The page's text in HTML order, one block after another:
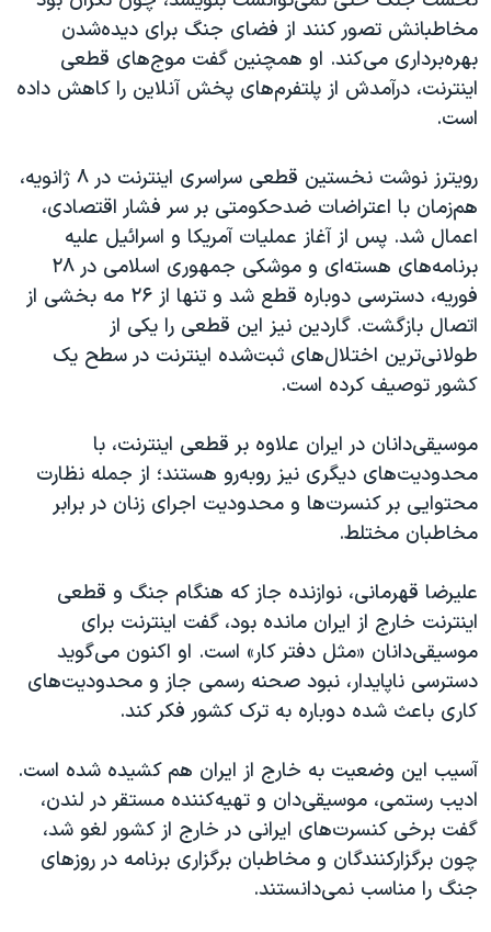
مخاطبانش تصور کنند از فضای جنگ برای دیده‌شدن
بهره‌برداری می‌کند. او همچنین گفت موج‌های قطعی
اینترنت، درآمدش از پلتفرم‌های پخش آنلاین را کاهش داده
است.
رویترز نوشت نخستین قطعی سراسری اینترنت در ۸ ژانویه،
هم‌زمان با اعتراضات ضدحکومتی بر سر فشار اقتصادی،
اعمال شد. پس از آغاز عملیات آمریکا و اسرائیل علیه
برنامه‌های هسته‌ای و موشکی جمهوری اسلامی در ۲۸
فوریه، دسترسی دوباره قطع شد و تنها از ۲۶ مه بخشی از
اتصال بازگشت. گاردین نیز این قطعی را یکی از
طولانی‌ترین اختلال‌های ثبت‌شده اینترنت در سطح یک
کشور توصیف کرده است.
موسیقی‌دانان در ایران علاوه بر قطعی اینترنت، با
محدودیت‌های دیگری نیز روبه‌رو هستند؛ از جمله نظارت
محتوایی بر کنسرت‌ها و محدودیت اجرای زنان در برابر
مخاطبان مختلط.
علیرضا قهرمانی، نوازنده جاز که هنگام جنگ و قطعی
اینترنت خارج از ایران مانده بود، گفت اینترنت برای
موسیقی‌دانان «مثل دفتر کار» است. او اکنون می‌گوید
دسترسی ناپایدار، نبود صحنه رسمی جاز و محدودیت‌های
کاری باعث شده دوباره به ترک کشور فکر کند.
آسیب این وضعیت به خارج از ایران هم کشیده شده است.
ادیب رستمی، موسیقی‌دان و تهیه‌کننده مستقر در لندن،
گفت برخی کنسرت‌های ایرانی در خارج از کشور لغو شد،
چون برگزارکنندگان و مخاطبان برگزاری برنامه در روزهای
جنگ را مناسب نمی‌دانستند.